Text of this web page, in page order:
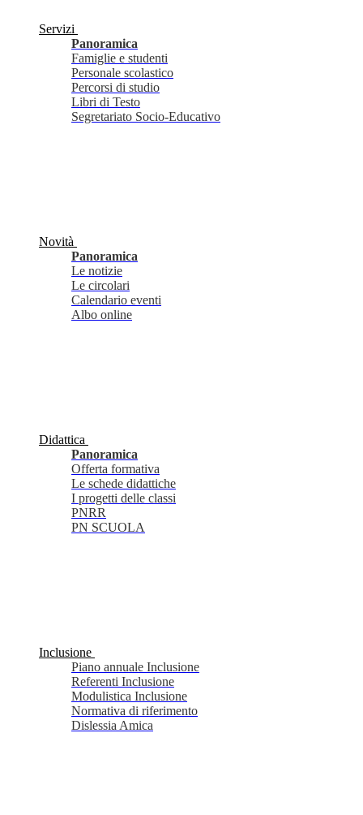
Servizi
Panoramica
Famiglie e studenti
Personale scolastico
Percorsi di studio
Libri di Testo
Segretariato Socio-Educativo
Novità
Panoramica
Le notizie
Le circolari
Calendario eventi
Albo online
Didattica
Panoramica
Offerta formativa
Le schede didattiche
I progetti delle classi
PNRR
PN SCUOLA
Inclusione
Piano annuale Inclusione
Referenti Inclusione
Modulistica Inclusione
Normativa di riferimento
Dislessia Amica